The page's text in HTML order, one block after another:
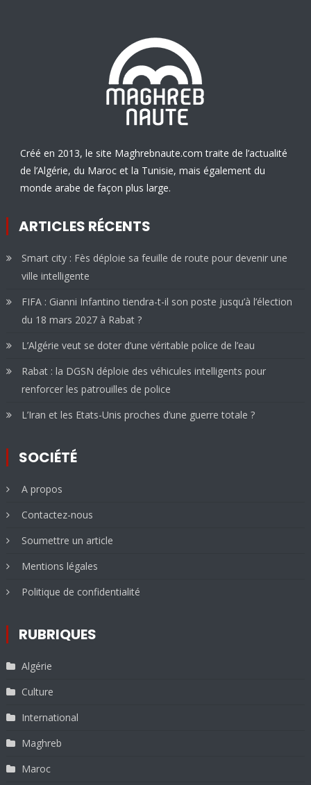
Créé en 2013, le site Maghrebnaute.com traite de l’actualité
de l’Algérie, du Maroc et la Tunisie, mais également du
monde arabe de façon plus large.
ARTICLES RÉCENTS
Smart city : Fès déploie sa feuille de route pour devenir une
ville intelligente
FIFA : Gianni Infantino tiendra-t-il son poste jusqu’à l’élection
du 18 mars 2027 à Rabat ?
L’Algérie veut se doter d’une véritable police de l’eau
Rabat : la DGSN déploie des véhicules intelligents pour
renforcer les patrouilles de police
L’Iran et les Etats-Unis proches d’une guerre totale ?
SOCIÉTÉ
A propos
Contactez-nous
Soumettre un article
Mentions légales
Politique de confidentialité
RUBRIQUES
Algérie
Culture
International
Maghreb
Maroc